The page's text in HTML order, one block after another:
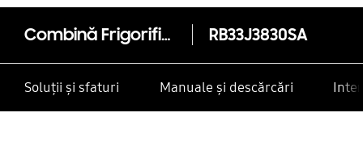
Combină Frigorifică RB33J3830SA/EO, 338L, clasa F, All-Around Cooling RB33J3830SA
Soluții și sfaturi Manuale și descărcări